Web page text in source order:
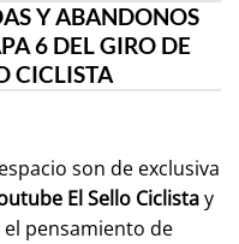
Y ABANDONOS
6 DEL GIRO DE
CICLISTA
son de exclusiva
El Sello Ciclistay
pensamiento de